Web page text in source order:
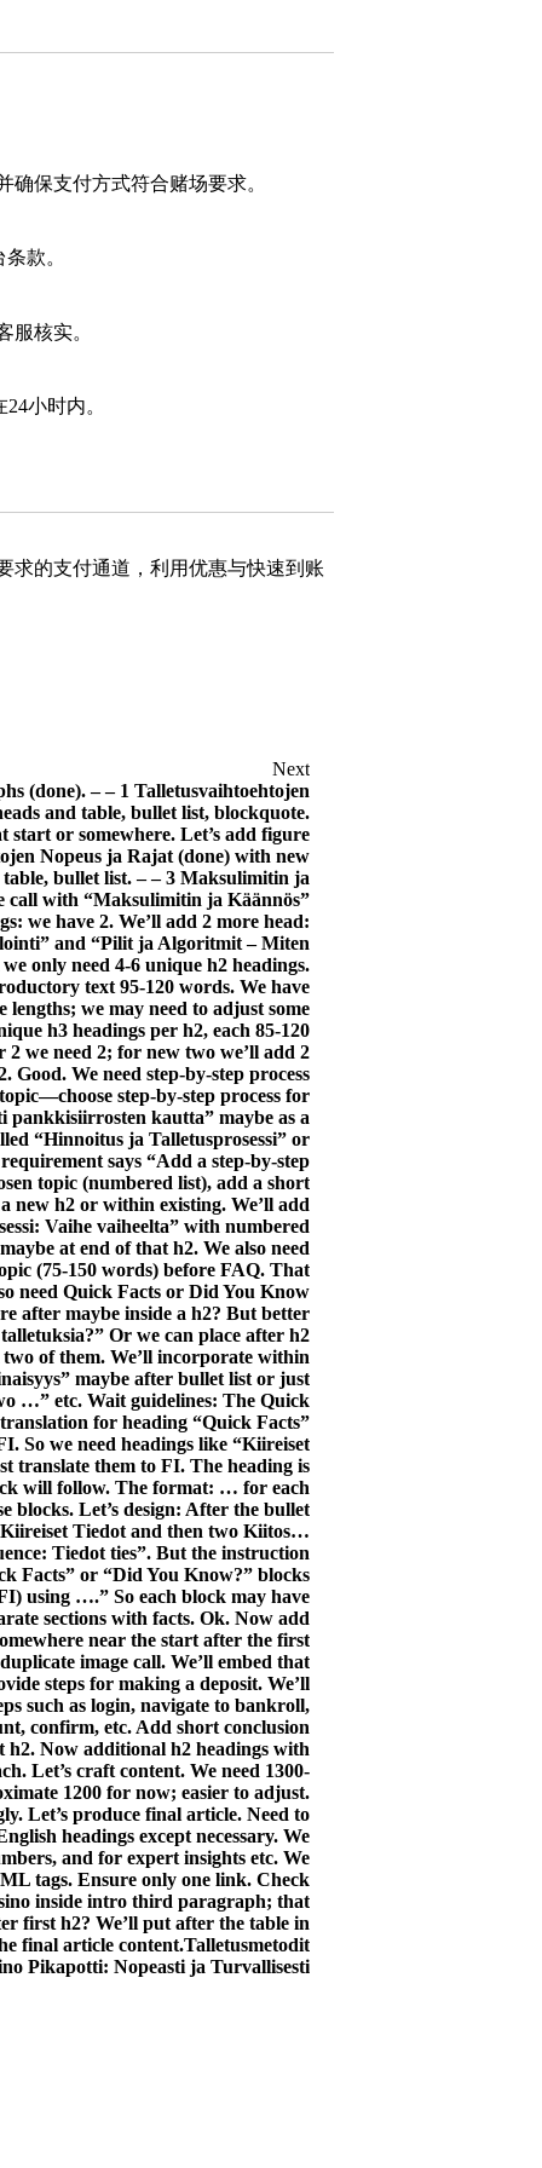
保支付方式符合赌场要求。
款。
服核实。
小时内。
求的支付通道，利用优惠与快速到账
Next
(done). – – 1 Talletusvaihtoehtojen
and table, bullet list, blockquote.
start or somewhere. Let’s add figure
Nopeus ja Rajat (done) with new
bullet list. – – 3 Maksulimitin ja
call with “Maksulimitin ja Käännös”
we have 2. We’ll add 2 more head:
and “Pilit ja Algoritmit – Miten
only need 4-6 unique h2 headings.
text 95-120 words. We have
lengths; we may need to adjust some
h3 headings per h2, each 85-120
we need 2; for new two we’ll add 2
Good. We need step-by-step process
step-by-step process for
pankkisiirrosten kautta” maybe as a
“Hinnoitus ja Talletusprosessi” or
says “Add a step-by-step
topic (numbered list), add a short
new h2 or within existing. We’ll add
Vaihe vaiheelta” with numbered
at end of that h2. We also need
(75-150 words) before FAQ. That
need Quick Facts or Did You Know
after maybe inside a h2? But better
Or we can place after h2
two of them. We’ll incorporate within
maybe after bullet list or just
…” etc. Wait guidelines: The Quick
for heading “Quick Facts”
So we need headings like “Kiireiset
translate them to FI. The heading is
will follow. The format: … for each
blocks. Let’s design: After the bullet
Tiedot and then two Kiitos…
Tiedot ties”. But the instruction
Facts” or “Did You Know?” blocks
using ….” So each block may have
sections with facts. Ok. Now add
near the start after the first
image call. We’ll embed that
steps for making a deposit. We’ll
such as login, navigate to bankroll,
confirm, etc. Add short conclusion
h2. Now additional h2 headings with
Let’s craft content. We need 1300-
1200 for now; easier to adjust.
Let’s produce final article. Need to
headings except necessary. We
and for expert insights etc. We
tags. Ensure only one link. Check
inside intro third paragraph; that
first h2? We’ll put after the table in
final article content.Talletusmetodit
Pikapotti: Nopeasti ja Turvallisesti